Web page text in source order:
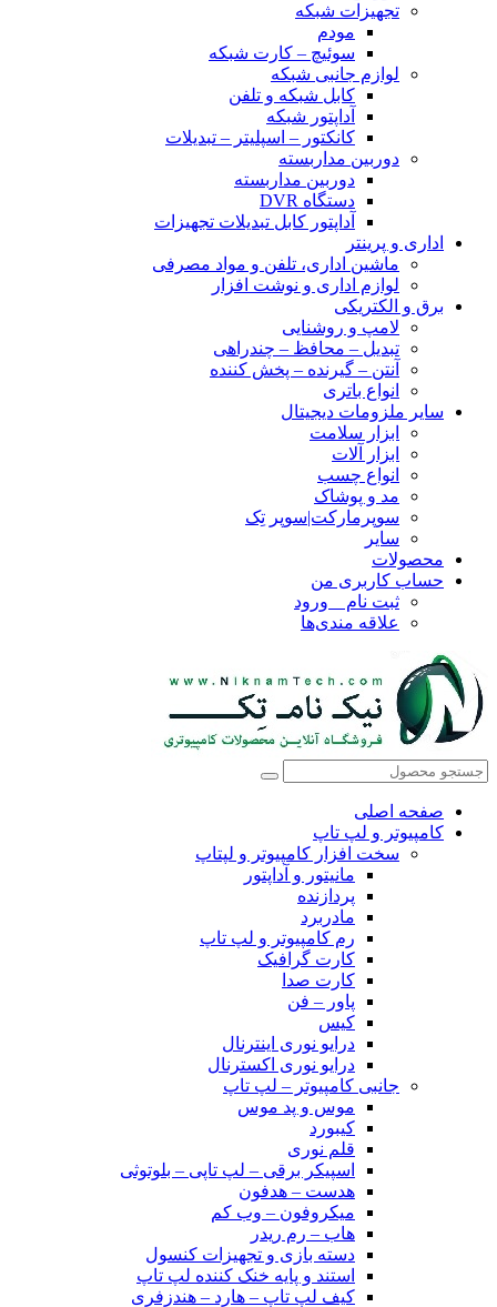
تجهیزات شبکه
مودم
سوئیچ – کارت شبکه
لوازم جانبی شبکه
کابل شبکه و تلفن
آداپتور شبکه
کانکتور – اسپلیتر – تبدیلات
دوربین مداربسته
دوربین مداربسته
دستگاه DVR
آداپتور کابل تبدیلات تجهیزات
اداری و پرینتر
ماشین اداری، تلفن و مواد مصرفی
لوازم اداری و نوشت افزار
برق و الکتریکی
لامپ و روشنایی
تبدیل – محافظ – چندراهی
آنتن – گیرنده – پخش کننده
انواع باتری
سایر ملزومات دیجیتال
ابزار سلامت
ابزار آلات
انواع چسب
مد و پوشاک
سوپرمارکت|سوپر تِک
سایر
محصولات
حساب کاربری من
ثبت نام _ ورود
علاقه مندی‌ها
صفحه اصلی
کامپیوتر و‌‌‌‌‌ لپ تاپ
سخت افزار کامپیوتر و لپتاپ
مانیتور و آداپتور
پردازنده
مادربرد
رم کامپیوتر و لپ تاپ
کارت گرافیک
کارت صدا
پاور – فن
کیس
درایو نوری اینترنال
درایو نوری اکسترنال
جانبی کامپیوتر – لپ تاپ
موس و پد موس
کیبورد
قلم نوری
اسپیکر برقی – لپ تاپی – بلوتوثی
هدست – هدفون
میکروفون – وب کم
هاب – رم ریدر
دسته بازی و تجهیزات کنسول
استند و پایه خنک کننده لپ تاپ
کیف لپ تاپ – هارد – هندزفری